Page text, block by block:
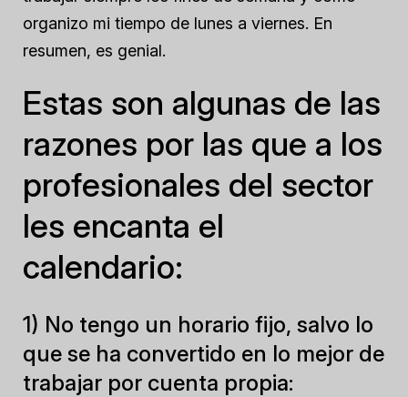
organizo mi tiempo de lunes a viernes. En
resumen, es genial.
Estas son algunas de las
razones por las que a los
profesionales del sector
les encanta el
calendario:
1) No tengo un horario fijo, salvo lo
que se ha convertido en lo mejor de
trabajar por cuenta propia: